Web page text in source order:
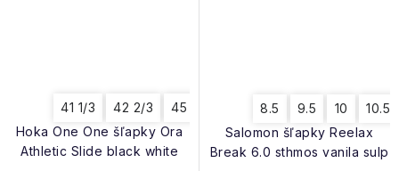
Hoka One One šľapky Ora
Athletic Slide black white
41 1/3 42 2/3 45 1/3 37 1/3 38 2/3 40
Salomon šľapky Reelax
Break 6.0 sthmos vanila sulp
8.5 9.5 10 10.5